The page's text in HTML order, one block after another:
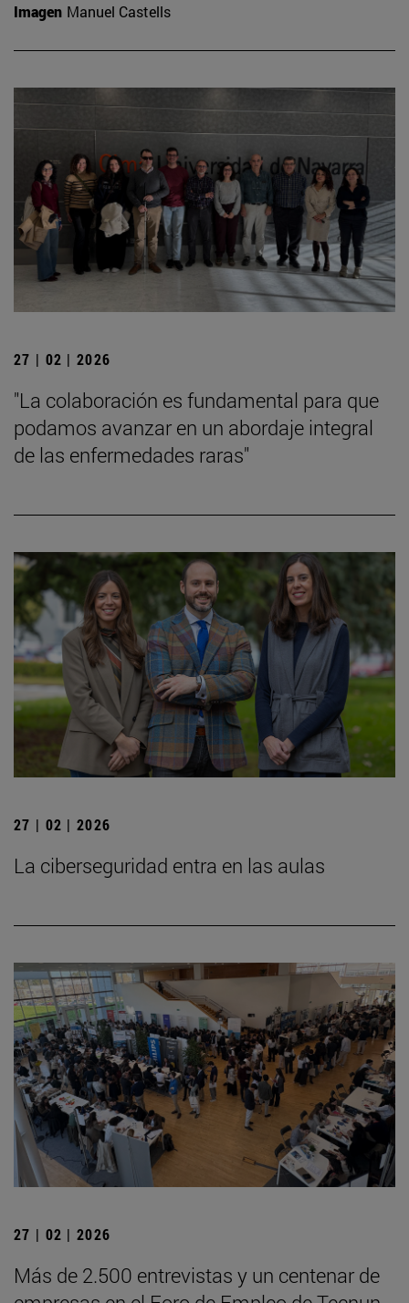
Imagen Manuel Castells
27 | 02 | 2026
"La colaboración es fundamental para que
podamos avanzar en un abordaje integral
de las enfermedades raras"
27 | 02 | 2026
La ciberseguridad entra en las aulas
27 | 02 | 2026
Más de 2.500 entrevistas y un centenar de